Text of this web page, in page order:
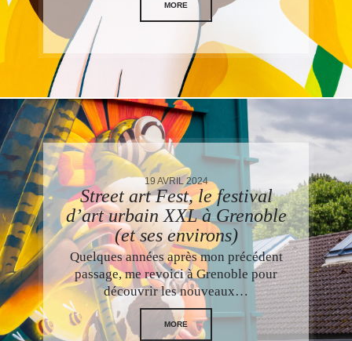
MORE
19 AVRIL 2024
Street art Fest, le festival
d’art urbain XXL à Grenoble
(et ses environs)
Quelques années après mon précédent
passage, me revoici à Grenoble pour
découvrir les nouveaux…
MORE